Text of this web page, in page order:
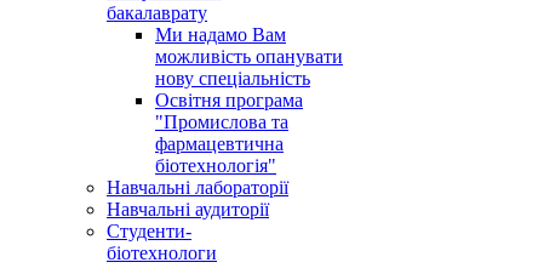
бакалаврату
Ми надамо Вам
можливість опанувати
нову спеціальність
Освітня програма
"Промислова та
фармацевтична
біотехнологія"
Навчальні лабораторії
Навчальні аудиторії
Студенти-
біотехнологи